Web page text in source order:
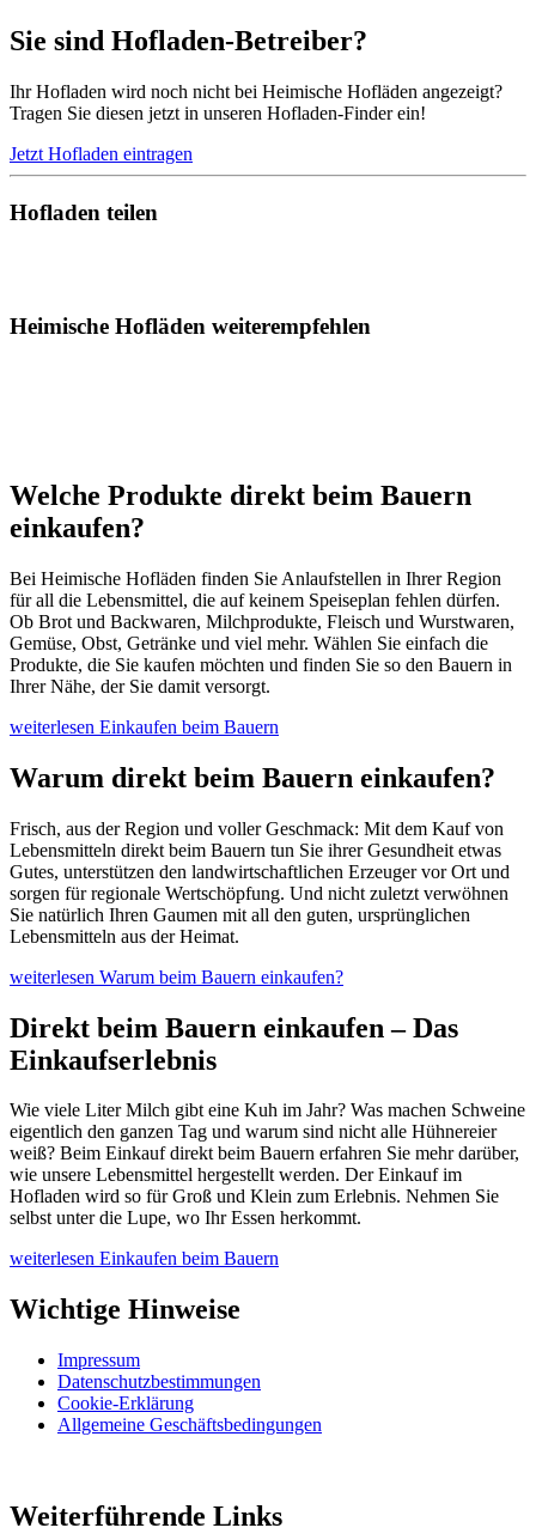
Sie sind Hofladen-Betreiber?
Ihr Hofladen wird noch nicht bei Heimische Hofläden angezeigt?
Tragen Sie diesen jetzt in unseren Hofladen-Finder ein!
Jetzt Hofladen eintragen
Hofladen teilen
Heimische Hofläden weiterempfehlen
Welche Produkte direkt beim Bauern
einkaufen?
Bei Heimische Hofläden finden Sie Anlaufstellen in Ihrer Region
für all die Lebensmittel, die auf keinem Speiseplan fehlen dürfen.
Ob Brot und Backwaren, Milchprodukte, Fleisch und Wurstwaren,
Gemüse, Obst, Getränke und viel mehr. Wählen Sie einfach die
Produkte, die Sie kaufen möchten und finden Sie so den Bauern in
Ihrer Nähe, der Sie damit versorgt.
weiterlesen Einkaufen beim Bauern
Warum direkt beim Bauern einkaufen?
Frisch, aus der Region und voller Geschmack: Mit dem Kauf von
Lebensmitteln direkt beim Bauern tun Sie ihrer Gesundheit etwas
Gutes, unterstützen den landwirtschaftlichen Erzeuger vor Ort und
sorgen für regionale Wertschöpfung. Und nicht zuletzt verwöhnen
Sie natürlich Ihren Gaumen mit all den guten, ursprünglichen
Lebensmitteln aus der Heimat.
weiterlesen Warum beim Bauern einkaufen?
Direkt beim Bauern einkaufen – Das
Einkaufserlebnis
Wie viele Liter Milch gibt eine Kuh im Jahr? Was machen Schweine
eigentlich den ganzen Tag und warum sind nicht alle Hühnereier
weiß? Beim Einkauf direkt beim Bauern erfahren Sie mehr darüber,
wie unsere Lebensmittel hergestellt werden. Der Einkauf im
Hofladen wird so für Groß und Klein zum Erlebnis. Nehmen Sie
selbst unter die Lupe, wo Ihr Essen herkommt.
weiterlesen Einkaufen beim Bauern
Wichtige Hinweise
Impressum
Datenschutzbestimmungen
Cookie-Erklärung
Allgemeine Geschäftsbedingungen
Weiterführende Links